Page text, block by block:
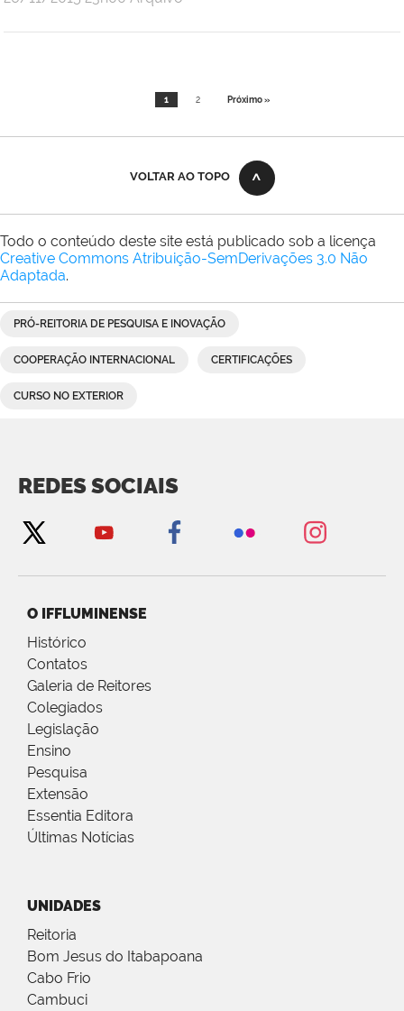
1 2 Próximo »
VOLTAR AO TOPO
Todo o conteúdo deste site está publicado sob a licença
Creative Commons Atribuição-SemDerivações 3.0 Não
Adaptada.
PRÓ-REITORIA DE PESQUISA E INOVAÇÃO
COOPERAÇÃO INTERNACIONAL CERTIFICAÇÕES
CURSO NO EXTERIOR
REDES SOCIAIS
O IFFLUMINENSE
Histórico
Contatos
Galeria de Reitores
Colegiados
Legislação
Ensino
Pesquisa
Extensão
Essentia Editora
Últimas Notícias
UNIDADES
Reitoria
Bom Jesus do Itabapoana
Cabo Frio
Cambuci